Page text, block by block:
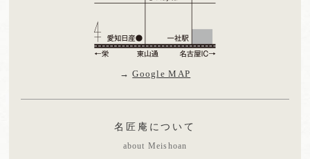
→Google MAP
名匠庵について
about Meishoan